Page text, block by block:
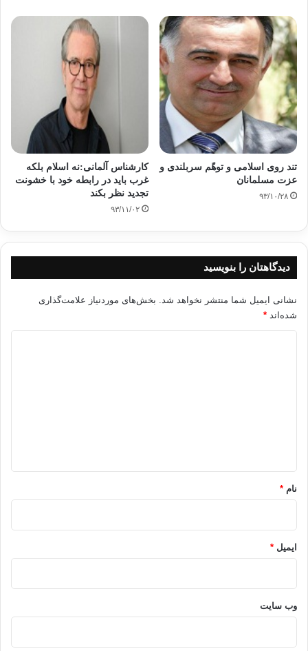
تند روی اسلامی و توهّم سربلندی و
عزت مسلمانان
۹۳/۱۰/۲۸
کارشناس آلمانی:نه اسلام بلکه
غرب باید در رابطه خود با خشونت
تجدید نظر بکند
۹۳/۱۱/۰۲
دیدگاهتان را بنویسید
نشانی ایمیل شما منتشر نخواهد شد. بخش‌های موردنیاز علامت‌گذاری
شده‌اند *
نام *
ایمیل *
وب‌ سایت